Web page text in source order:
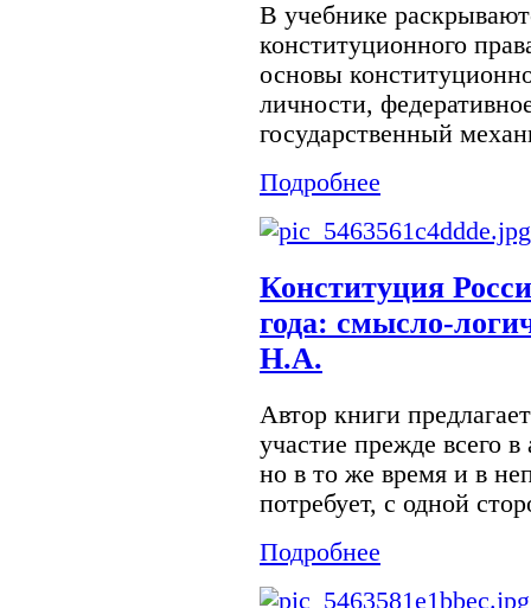
В учебнике
конституционного
основы
личности,
государственный
Подробнее
Конституция
года: смысло-
Н.А.
Автор книги
участие прежде всего в
но в то же время и в
потребует, с одной
Подробнее